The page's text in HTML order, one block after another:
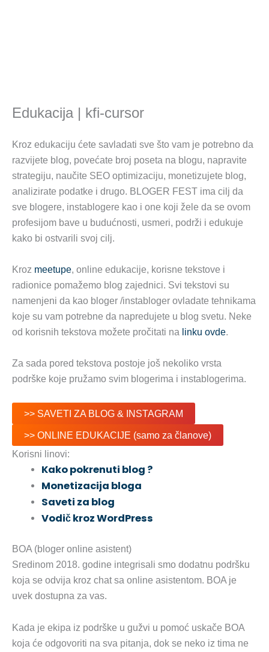
Edukacija | kfi-cursor
Kroz edukaciju ćete savladati sve što vam je potrebno da
razvijete blog, povećate broj poseta na blogu, napravite
strategiju, naučite SEO optimizaciju, monetizujete blog,
analizirate podatke i drugo. BLOGER FEST ima cilj da
sve blogere, instablogere kao i one koji žele da se ovom
profesijom bave u budućnosti, usmeri, podrži i edukuje
kako bi ostvarili svoj cilj.
Kroz meetupe, online edukacije, korisne tekstove i
radionice pomažemo blog zajednici. Svi tekstovi su
namenjeni da kao bloger /instabloger ovladate tehnikama
koje su vam potrebne da napredujete u blog svetu. Neke
od korisnih tekstova možete pročitati na linku ovde.
Za sada pored tekstova postoje još nekoliko vrsta
podrške koje pružamo svim blogerima i instablogerima.
>> SAVETI ZA BLOG & INSTAGRAM
>> ONLINE EDUKACIJE (samo za članove)
Korisni linovi:
Kako pokrenuti blog ?
Monetizacija bloga
Saveti za blog
Vodič kroz WordPress
BOA (bloger online asistent)
Sredinom 2018. godine integrisali smo dodatnu podršku
koja se odvija kroz chat sa online asistentom. BOA je
uvek dostupna za vas.
Kada je ekipa iz podrške u gužvi u pomoć uskače BOA
koja će odgovoriti na sva pitanja, dok se neko iz tima ne